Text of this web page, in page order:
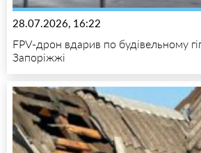
28.07.2026, 16:22
FPV-дрон вдарив по будівельному
Запоріжжі